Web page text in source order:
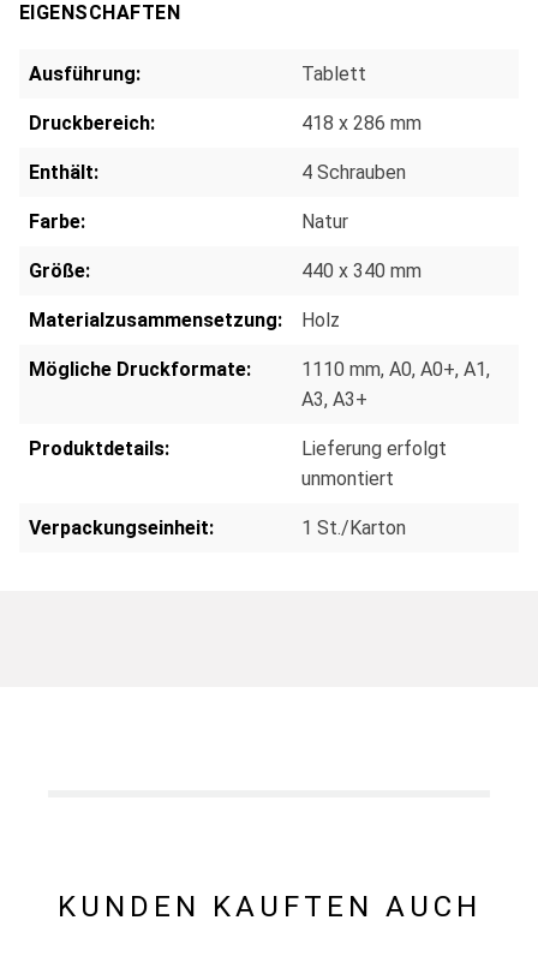
EIGENSCHAFTEN
Ausführung: Tablett
Druckbereich: 418 x 286 mm
Enthält: 4 Schrauben
Farbe: Natur
Größe: 440 x 340 mm
Materialzusammensetzung: Holz
Mögliche Druckformate: 1110 mm, A0, A0+, A1,
A3, A3+
Produktdetails:
Lieferung erfolgt
unmontiert
Verpackungseinheit: 1 St./Karton
KUNDEN KAUFTEN AUCH